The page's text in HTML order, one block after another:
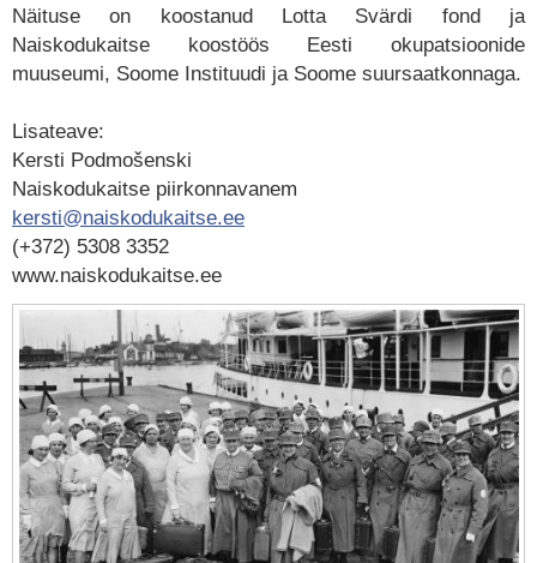
Näituse on koostanud Lotta Svärdi fond ja
Naiskodukaitse koostöös Eesti okupatsioonide
muuseumi, Soome Instituudi ja Soome suursaatkonnaga.
Lisateave:
Kersti Podmošenski
Naiskodukaitse piirkonnavanem
kersti@naiskodukaitse.ee
(+372) 5308 3352
www.naiskodukaitse.ee